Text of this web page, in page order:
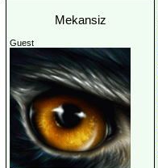
Mekansiz
Guest